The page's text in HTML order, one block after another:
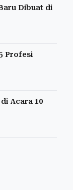
Dibuat di
Profesi
Acara 10